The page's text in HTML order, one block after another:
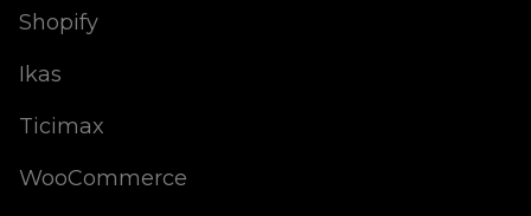
Shopify
Ikas
Ticimax
WooCommerce